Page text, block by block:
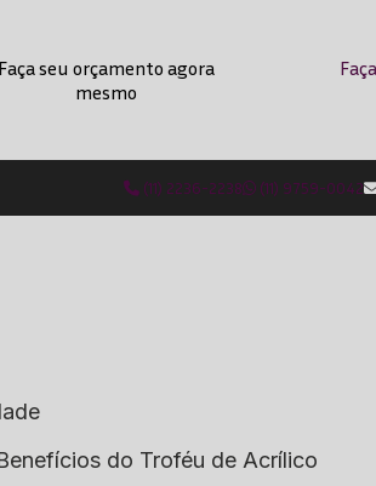
Faça seu orçamento agora
mesmo
(11) 2236-2238 (11) 9759-0042
Benefícios do Troféu de Acrílico